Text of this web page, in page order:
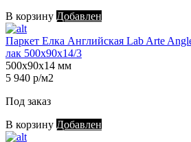
В корзину Добавлен
Паркет Елка Английская Lab Arte
лак 500х90х14/3
500х90х14 мм
5 940 р/м2
Под заказ
В корзину Добавлен